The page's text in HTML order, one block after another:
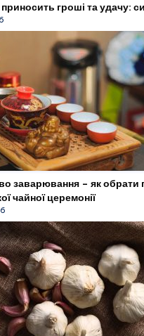
гроші та удачу:
заварювання – як обрати
чайної церемонії